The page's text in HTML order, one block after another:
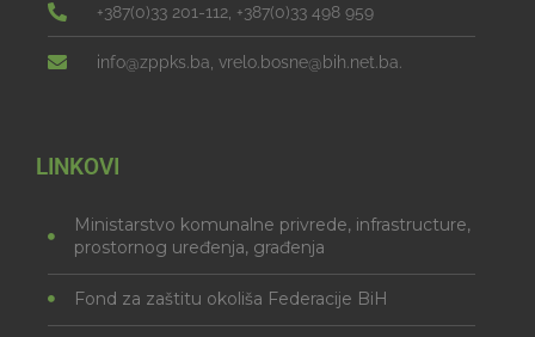
+387(0)33 201-112, +387(0)33 498 959
info@zppks.ba, vrelo.bosne@bih.net.ba.
LINKOVI
Ministarstvo komunalne privrede, infrastructure,
prostornog uređenja, građenja
Fond za zaštitu okoliša Federacije BiH